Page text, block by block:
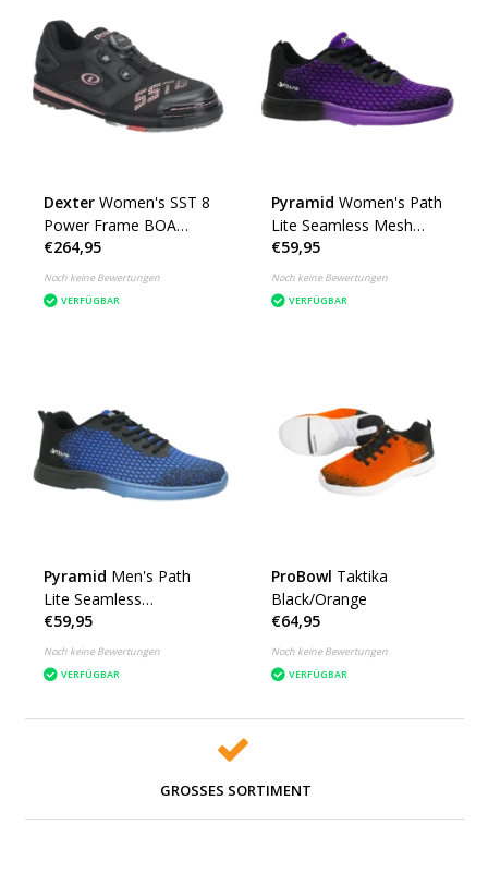
Dexter Women's SST 8
Power Frame BOA
Black/Dusty Rose
€264,95
Noch keine Bewertungen
VERFÜGBAR
Pyramid Women's Path
Lite Seamless Mesh
Black/Purple
€59,95
Noch keine Bewertungen
VERFÜGBAR
Pyramid Men's Path
Lite Seamless
Black/Royal Blue
€59,95
Noch keine Bewertungen
VERFÜGBAR
ProBowl Taktika
Black/Orange
€64,95
Noch keine Bewertungen
VERFÜGBAR
GROSSES SORTIMENT